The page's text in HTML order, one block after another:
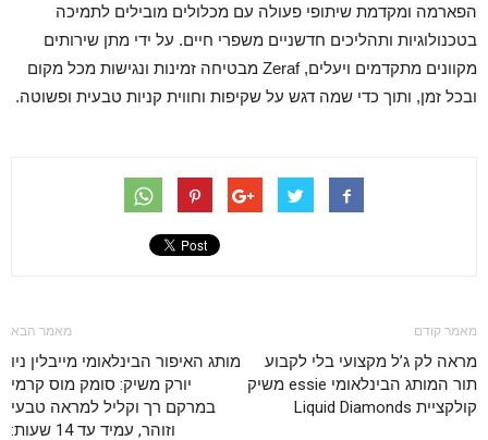
הפארמה ומקדמת שיתופי פעולה עם מכלולים מובילים לתמיכה
בטכנולוגיות ותהליכים חדשניים משפרי חיים. על ידי מתן שירותים
מקוונים מתקדמים ויעלים, Zeraf מבטיחה זמינות ונגישות מכל מקום
ובכל זמן, ותוך כדי שמה דגש על שקיפות וחווית קניות טבעית ופשוטה.
מאמר קודם
מראה לק ג’ל מקצועי בלי לקבוע
תור המותג הבינלאומי essie משיק
קולקציית Liquid Diamonds
מאמר הבא
מותג האיפור הבינלאומי מייבלין ניו
יורק משיק: סומק מוס קרמי
במרקם רך וקליל למראה טבעי
וזוהר, עמיד עד 14 שעות: